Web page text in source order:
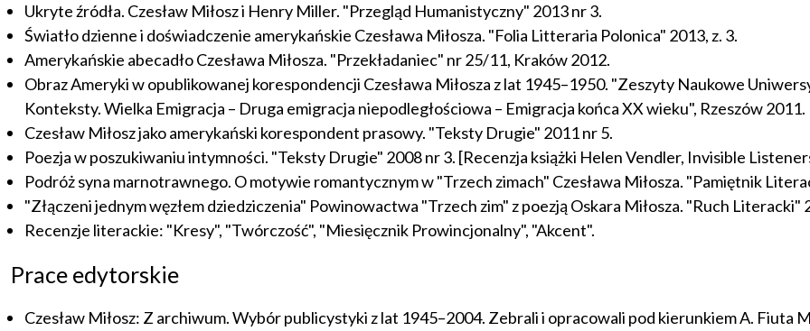
Ukryte źródła. Czesław Miłosz i Henry Miller. "Przegląd Humanistyczny" 2013 nr 3.
Światło dzienne i doświadczenie amerykańskie Czesława Miłosza. "Folia Litteraria Polonica" 2013, z. 3.
Amerykańskie abecadło Czesława Miłosza. "Przekładaniec" nr 25/11, Kraków 2012.
Obraz Ameryki w opublikowanej korespondencji Czesława Miłosza z lat 1945–1950. "Zeszyty Naukowe
Konteksty. Wielka Emigracja – Druga emigracja niepodległościowa – Emigracja końca XX wieku", Rzeszów 2011.
Czesław Miłosz jako amerykański korespondent prasowy. "Teksty Drugie" 2011 nr 5.
Poezja w poszukiwaniu intymności. "Teksty Drugie" 2008 nr 3. [Recenzja książki Helen Vendler, Invisible
Podróż syna marnotrawnego. O motywie romantycznym w "Trzech zimach" Czesława Miłosza. "Pamiętnik
"Złączeni jednym węzłem dziedziczenia" Powinowactwa "Trzech zim" z poezją Oskara Miłosza. "Ruch Literacki"
Recenzje literackie: "Kresy", "Twórczość", "Miesięcznik Prowincjonalny", "Akcent".
Prace edytorskie
Czesław Miłosz: Z archiwum. Wybór publicystyki z lat 1945–2004. Zebrali i opracowali pod kierunkiem A. Fiuta